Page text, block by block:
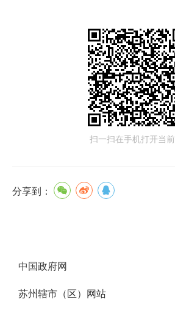
扫一扫在手机打开当
分享到：
中国政府网
苏州辖市（区）网站